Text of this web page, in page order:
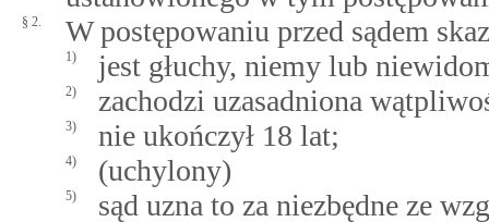
§ 2. W postępowaniu przed sądem
1) jest głuchy, niemy lub
2) zachodzi uzasadniona
3) nie ukończył 18 lat;
4) (uchylony)
5) sąd uzna to za niezbędne ze